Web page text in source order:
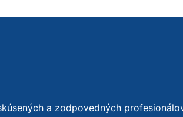
a zodpovedných